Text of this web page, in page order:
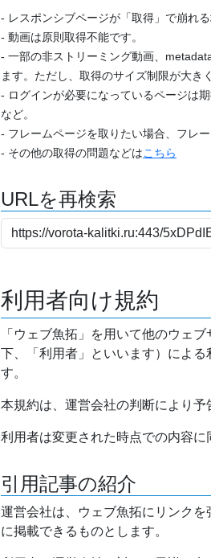
- レスポンシブページが「取得」で崩れ
- 動画は原則取得不能です。
- 一部の非ストリーミング動画、
ます。ただし、取得のサイズ制限が大き
- ログインが必要になっているページは
など。
- フレームページを取りたい場合、フレ
- その他の取得の問題などはこちら
URLを再検索
利用者向け規約
「ウェブ魚拓」を用いて他のウェ
下、「利用者」といいます）によ
す。
本規約は、運営会社の判断により予
利用者は変更された時点での内容に
引用記事の紹介
運営会社は、ウェブ魚拓にリンク
に掲載できるものとします。